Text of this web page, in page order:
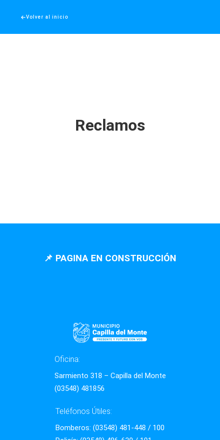
Volver al inicio
Reclamos
📌 PAGINA EN CONSTRUCCIÓN
Oficina:
Sarmiento 318 – Capilla del Monte
(03548) 481856
Teléfonos Útiles:
Bomberos: (03548) 481-448 / 100